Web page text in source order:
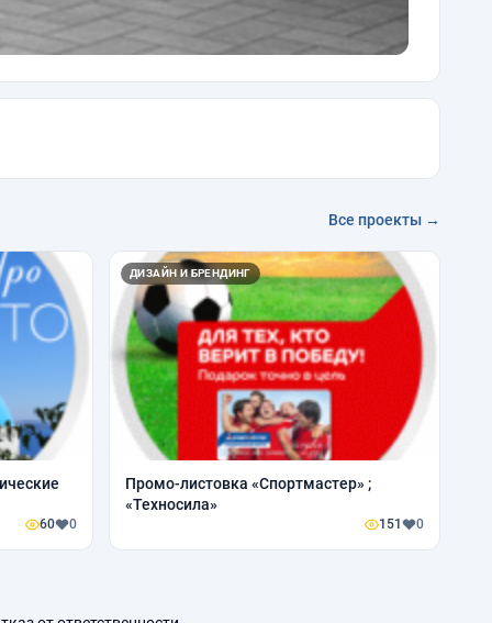
Все проекты →
60 0
ДИЗАЙН И БРЕНДИНГ
Промо-листовка «Спортмастер» ;
«Техносила»
151 0